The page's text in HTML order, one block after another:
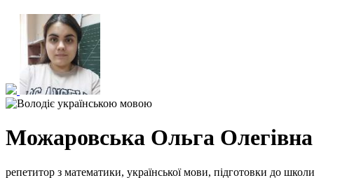
Можаровська Ольга Олегівна
репетитор з математики, української мови, підготовки до школи